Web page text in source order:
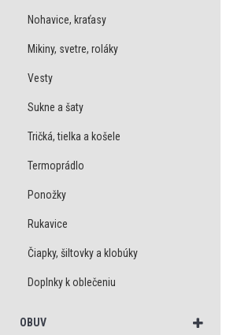
Nohavice, kraťasy
Mikiny, svetre, roláky
Vesty
Sukne a šaty
Tričká, tielka a košele
Termoprádlo
Ponožky
Rukavice
Čiapky, šiltovky a klobúky
Doplnky k oblečeniu
OBUV